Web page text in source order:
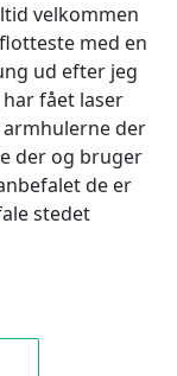
velkommen
med en
ud efter jeg
fået laser
der
der og bruger
de er
stedet